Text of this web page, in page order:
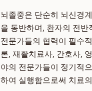
뇌졸중은 단순히 뇌신경
을 동반하며, 환자의 전
전문가들의 협력이 필수
론, 재활치료사, 간호사,
야의 전문가들이 정기적
하여 실행함으로써 치료